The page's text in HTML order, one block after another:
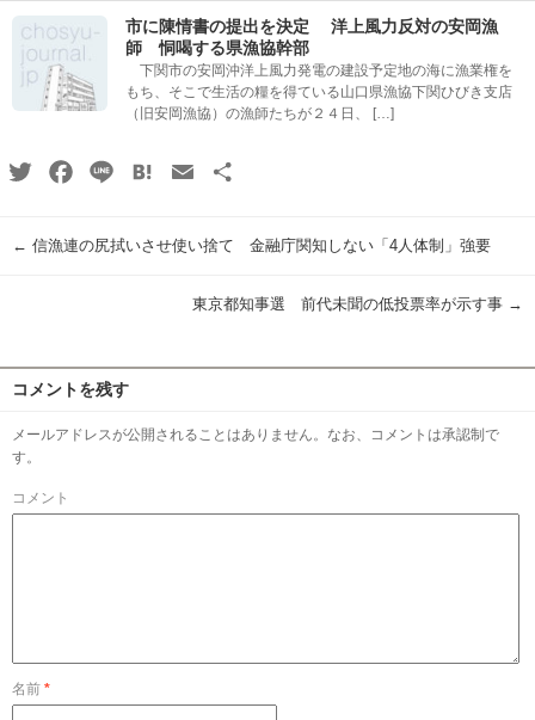
市に陳情書の提出を決定 洋上風力反対の安岡漁
師 恫喝する県漁協幹部
下関市の安岡沖洋上風力発電の建設予定地の海に漁業権を
もち、そこで生活の糧を得ている山口県漁協下関ひびき支店
（旧安岡漁協）の漁師たちが２４日、 […]
TwitterFacebook
Line HatenaEmail
← 信漁連の尻拭いさせ使い捨て 金融庁関知しない「4人体制」強要
東京都知事選 前代未聞の低投票率が示す事 →
コメントを残す
メールアドレスが公開されることはありません。なお、コメントは承認制で
す。
コメント
名前 *